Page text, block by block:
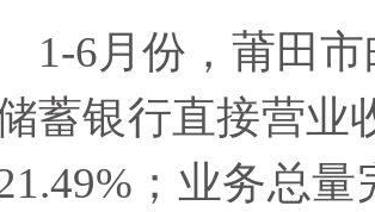
1-6月份，莆田
蓄银行直接营业
；业务总量